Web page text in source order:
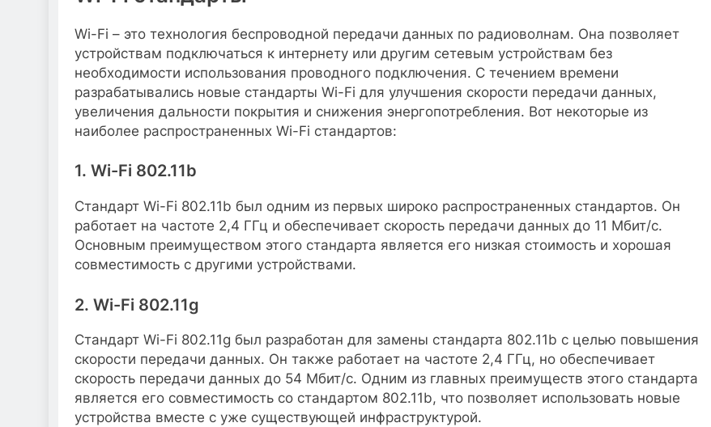
Wi-Fi – это технология беспроводной передачи данных по радиоволнам. Она позволяет
устройствам подключаться к интернету или другим сетевым устройствам без
необходимости использования проводного подключения. С течением времени
разрабатывались новые стандарты Wi-Fi для улучшения скорости передачи данных,
увеличения дальности покрытия и снижения энергопотребления. Вот некоторые из
наиболее распространенных Wi-Fi стандартов:
1. Wi-Fi 802.11b
Стандарт Wi-Fi 802.11b был одним из первых широко распространенных стандартов. Он
работает на частоте 2,4 ГГц и обеспечивает скорость передачи данных до 11 Мбит/с.
Основным преимуществом этого стандарта является его низкая стоимость и хорошая
совместимость с другими устройствами.
2. Wi-Fi 802.11g
Стандарт Wi-Fi 802.11g был разработан для замены стандарта 802.11b с целью повышения
скорости передачи данных. Он также работает на частоте 2,4 ГГц, но обеспечивает
скорость передачи данных до 54 Мбит/с. Одним из главных преимуществ этого стандарта
является его совместимость со стандартом 802.11b, что позволяет использовать новые
устройства вместе с уже существующей инфраструктурой.